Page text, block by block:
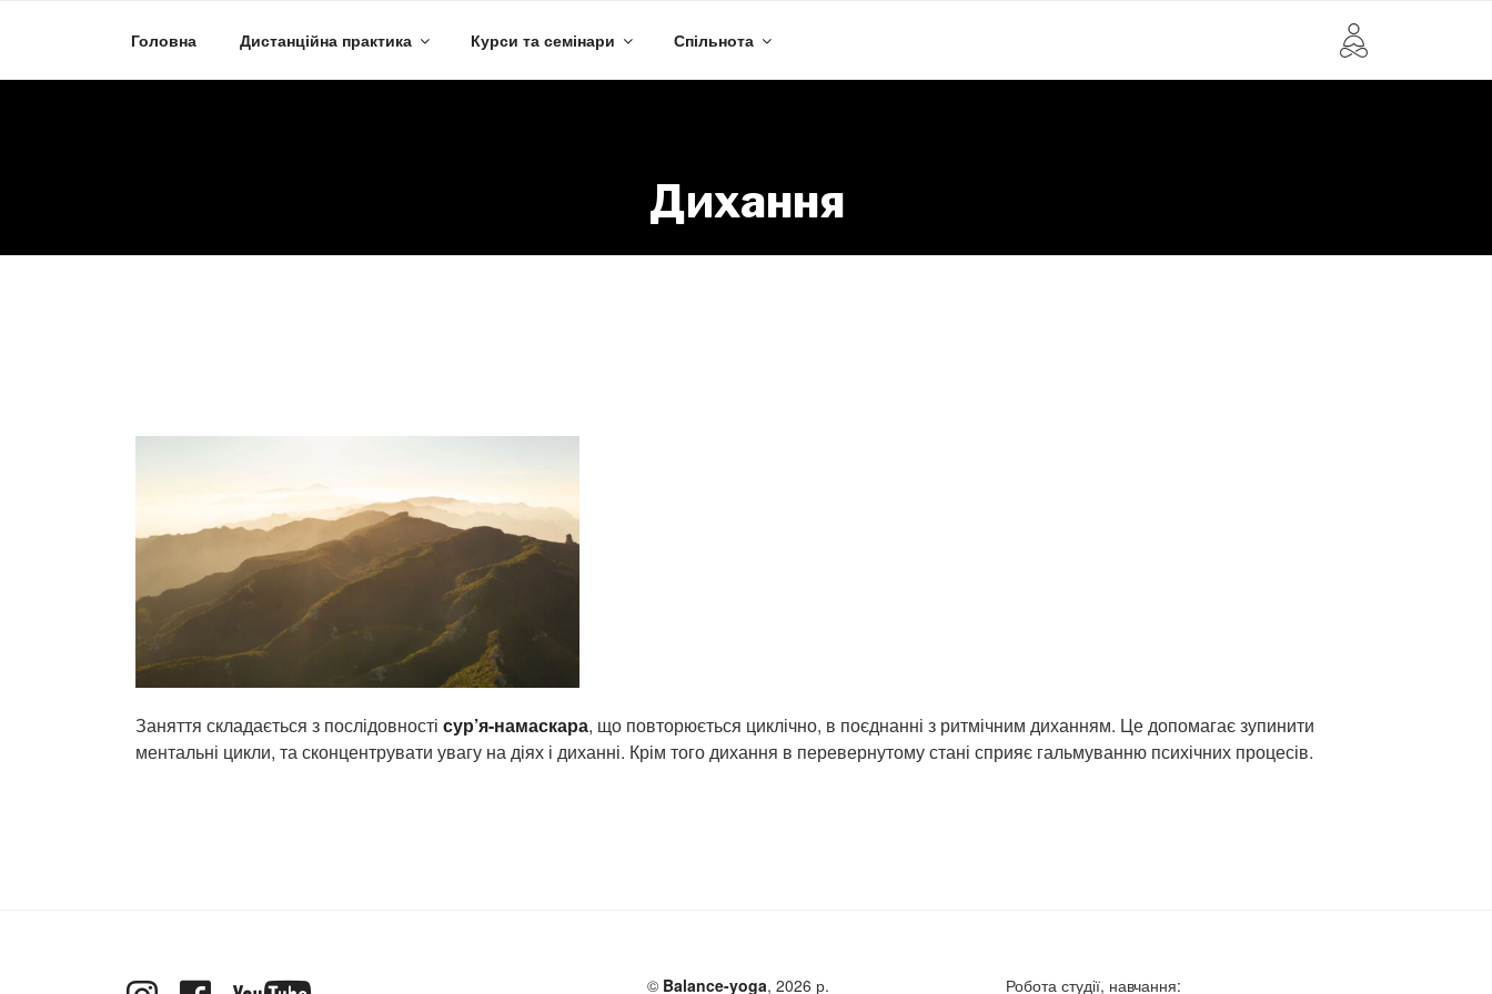
Головна Дистанційна практика Курси та семінари Спільнота
Дихання
Заняття складається з послідовності сур’я-намаскара, що повторюється циклічно, в поєднанні з ритмічним диханням. Це допомагає зупинити
ментальні цикли, та сконцентрувати увагу на діях і диханні. Крім того дихання в перевернутому стані сприяє гальмуванню психічних процесів.
© Balance-yoga, 2026 р. Робота студії, навчання: